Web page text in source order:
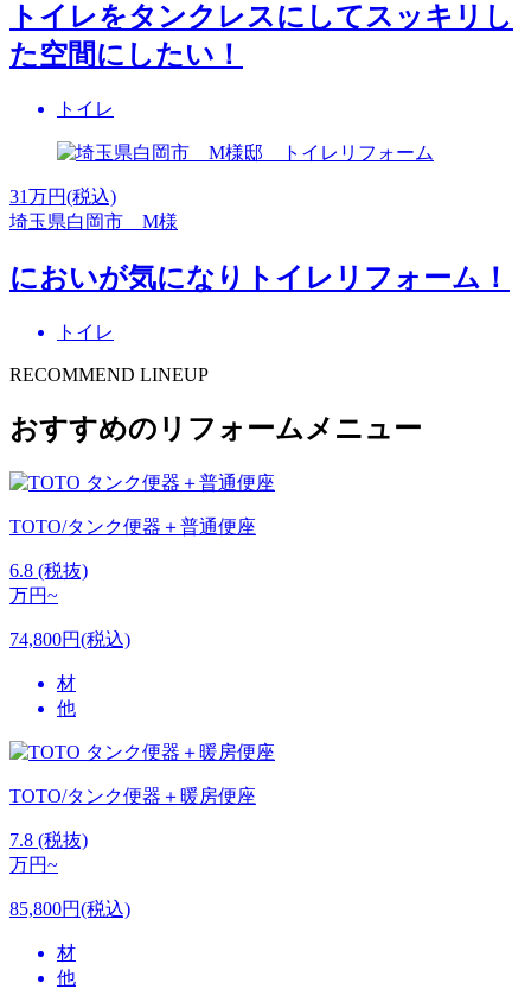
トイレをタンクレスにしてスッキリし
た空間にしたい！
トイレ
31万円(税込)
埼玉県白岡市 M様
においが気になりトイレリフォーム！
トイレ
RECOMMEND LINEUP
おすすめのリフォームメニュー
TOTO/タンク便器＋普通便座
6.8 (税抜)
万円~
74,800円(税込)
材
他
TOTO/タンク便器＋暖房便座
7.8 (税抜)
万円~
85,800円(税込)
材
他